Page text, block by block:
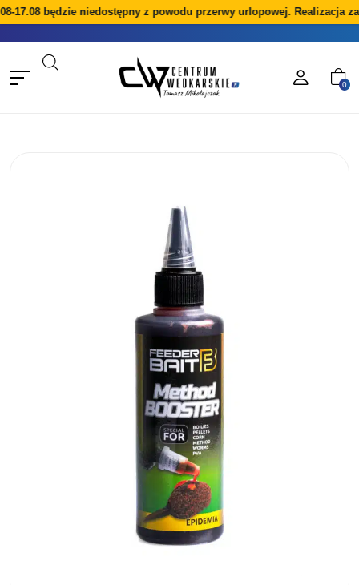
17.08 będzie niedostępny z powodu przerwy urlopowej. Realizacja
0